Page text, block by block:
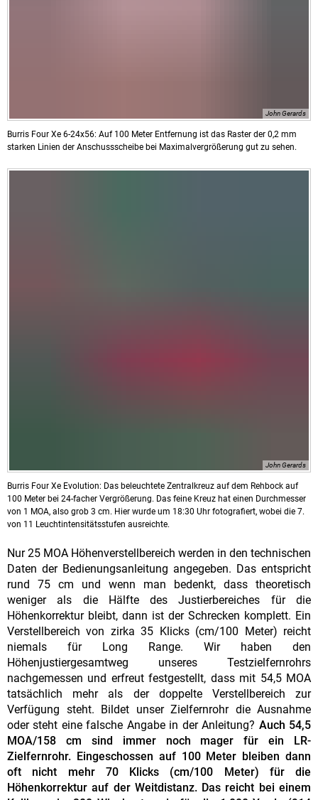
John Gerards
Burris Four Xe 6-24x56: Auf 100 Meter Entfernung ist das Raster der 0,2 mm
starken Linien der Anschussscheibe bei Maximalvergrößerung gut zu sehen.
John Gerards
Burris Four Xe Evolution: Das beleuchtete Zentralkreuz auf dem Rehbock auf
100 Meter bei 24-facher Vergrößerung. Das feine Kreuz hat einen Durchmesser
von 1 MOA, also grob 3 cm. Hier wurde um 18:30 Uhr fotografiert, wobei die 7.
von 11 Leuchtintensitätsstufen ausreichte.
Nur 25 MOA Höhenverstellbereich werden in den technischen
Daten der Bedienungsanleitung angegeben. Das entspricht
rund 75 cm und wenn man bedenkt, dass theoretisch
weniger als die Hälfte des Justierbereiches für die
Höhenkorrektur bleibt, dann ist der Schrecken komplett. Ein
Verstellbereich von zirka 35 Klicks (cm/100 Meter) reicht
niemals für Long Range. Wir haben den
Höhenjustiergesamtweg unseres Testzielfernrohrs
nachgemessen und erfreut festgestellt, dass mit 54,5 MOA
tatsächlich mehr als der doppelte Verstellbereich zur
Verfügung steht. Bildet unser Zielfernrohr die Ausnahme
oder steht eine falsche Angabe in der Anleitung? Auch 54,5
MOA/158 cm sind immer noch mager für ein LR-
Zielfernrohr. Eingeschossen auf 100 Meter bleiben dann
oft nicht mehr 70 Klicks (cm/100 Meter) für die
Höhenkorrektur auf der Weitdistanz. Das reicht bei einem